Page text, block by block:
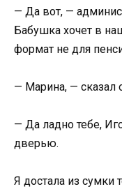
— Да вот, —
Бабушка хочет в
формат не для
— Марина, — сказал
— Да ладно тебе,
дверью.
Я достала из сумки